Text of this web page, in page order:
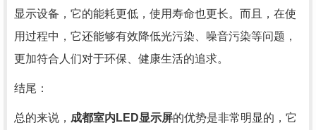
显示设备，它的能耗更低，使用寿命也更长。而且，在使
用过程中，它还能够有效降低光污染、噪音污染等问题，
更加符合人们对于环保、健康生活的追求。
结尾：
总的来说， 成都室内LED显示屏的优势是非常明显的，它